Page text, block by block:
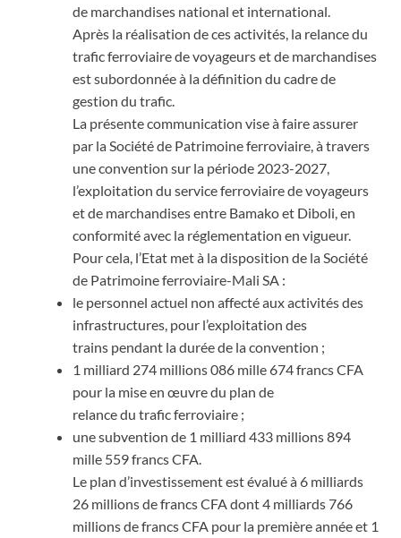
de marchandises national et international.
Après la réalisation de ces activités, la relance du
trafic ferroviaire de voyageurs et de marchandises
est subordonnée à la définition du cadre de
gestion du trafic.
La présente communication vise à faire assurer
par la Société de Patrimoine ferroviaire, à travers
une convention sur la période 2023-2027,
l’exploitation du service ferroviaire de voyageurs
et de marchandises entre Bamako et Diboli, en
conformité avec la réglementation en vigueur.
Pour cela, l’Etat met à la disposition de la Société
de Patrimoine ferroviaire-Mali SA :
le personnel actuel non affecté aux activités des
infrastructures, pour l’exploitation des
trains pendant la durée de la convention ;
1 milliard 274 millions 086 mille 674 francs CFA
pour la mise en œuvre du plan de
relance du trafic ferroviaire ;
une subvention de 1 milliard 433 millions 894
mille 559 francs CFA.
Le plan d’investissement est évalué à 6 milliards
26 millions de francs CFA dont 4 milliards 766
millions de francs CFA pour la première année et 1